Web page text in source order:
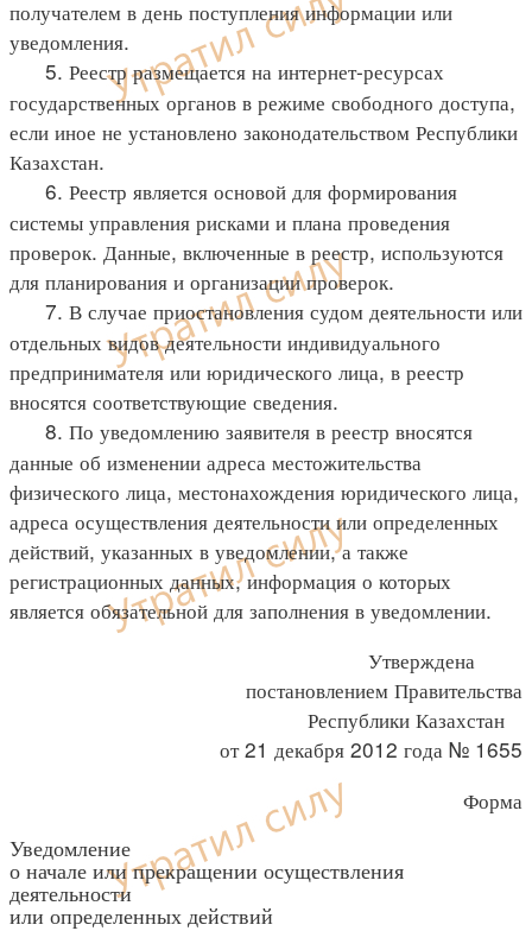
получателем в день поступления информации или
уведомления.
5. Реестр размещается на интернет-ресурсах
государственных органов в режиме свободного доступа,
если иное не установлено законодательством Республики
Казахстан.
6. Реестр является основой для формирования
системы управления рисками и плана проведения
проверок. Данные, включенные в реестр, используются
для планирования и организации проверок.
7. В случае приостановления судом деятельности или
отдельных видов деятельности индивидуального
предпринимателя или юридического лица, в реестр
вносятся соответствующие сведения.
8. По уведомлению заявителя в реестр вносятся
данные об изменении адреса местожительства
физического лица, местонахождения юридического лица,
адреса осуществления деятельности или определенных
действий, указанных в уведомлении, а также
регистрационных данных, информация о которых
является обязательной для заполнения в уведомлении.
Утверждена
постановлением Правительства
Республики Казахстан
от 21 декабря 2012 года № 1655
Форма
Уведомление
о начале или прекращении осуществления
деятельности
или определенных действий